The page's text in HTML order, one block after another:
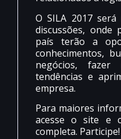
O SILA 2017
discussões, onde
país terão a
conhecimentos,
negócios, fazer
tendências e
empresa.
Para maiores
acesse o site e
completa. Participe!